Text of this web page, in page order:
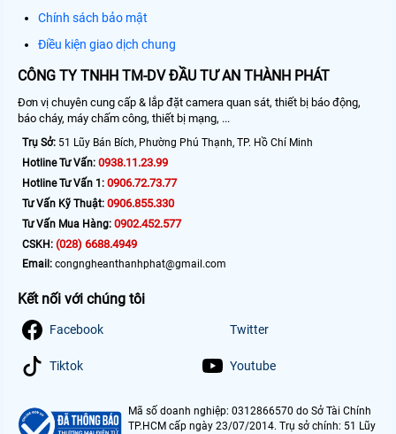
Chính sách bảo mật
Điều kiện giao dịch chung
CÔNG TY TNHH TM-DV ĐẦU TƯ AN THÀNH PHÁT
Đơn vị chuyên cung cấp & lắp đặt camera quan sát, thiết bị báo động,
báo cháy, máy chấm công, thiết bị mạng, ...
Trụ Sở: 51 Lũy Bán Bích, Phường Phú Thạnh, TP. Hồ Chí Minh
Hotline Tư Vấn: 0938.11.23.99
Hotline Tư Vấn 1: 0906.72.73.77
Tư Vấn Kỹ Thuật: 0906.855.330
Tư Vấn Mua Hàng: 0902.452.577
CSKH: (028) 6688.4949
Email: congngheanthanhphat@gmail.com
Kết nối với chúng tôi
Facebook Twitter
Tiktok Youtube
Mã số doanh nghiệp: 0312866570 do Sở Tài Chính
TP.HCM cấp ngày 23/07/2014. Trụ sở chính: 51 Lũy